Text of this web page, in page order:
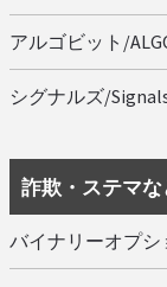
アルゴビット/
シグナルズ/
詐欺・ステマ
バイナリーオプシ